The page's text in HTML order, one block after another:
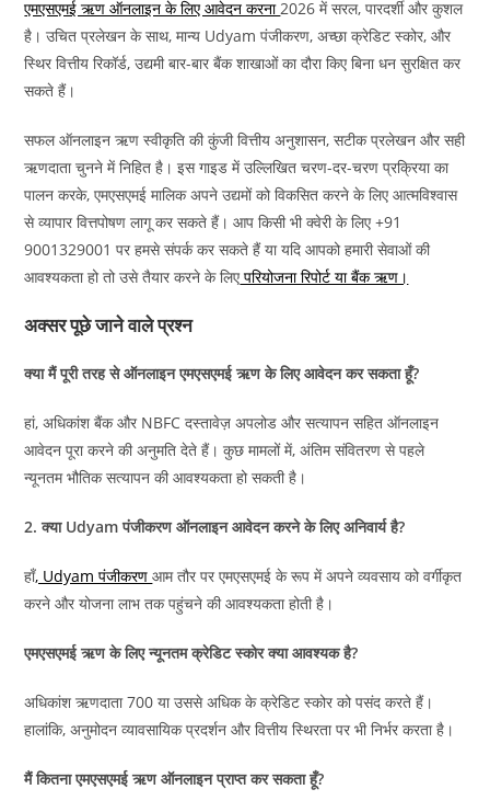
एमएसएमई ऋण ऑनलाइन के लिए आवेदन करना2026 में सरल, पारदर्शी और कुशल
है। उचित प्रलेखन के साथ, मान्य Udyam पंजीकरण, अच्छा क्रेडिट स्कोर, और
स्थिर वित्तीय रिकॉर्ड, उद्यमी बार-बार बैंक शाखाओं का दौरा किए बिना धन सुरक्षित कर
सकते हैं।
सफल ऑनलाइन ऋण स्वीकृति की कुंजी वित्तीय अनुशासन, सटीक प्रलेखन और सही
ऋणदाता चुनने में निहित है। इस गाइड में उल्लिखित चरण-दर-चरण प्रक्रिया का
पालन करके, एमएसएमई मालिक अपने उद्यमों को विकसित करने के लिए आत्मविश्वास
से व्यापार वित्तपोषण लागू कर सकते हैं। आप किसी भी क्वेरी के लिए +91
9001329001 पर हमसे संपर्क कर सकते हैं या यदि आपको हमारी सेवाओं की
आवश्यकता हो तो उसे तैयार करने के लिए परियोजना रिपोर्ट या बैंक ऋण।
अक्सर पूछे जाने वाले प्रश्न
क्या मैं पूरी तरह से ऑनलाइन एमएसएमई ऋण के लिए आवेदन कर सकता हूँ?
हां, अधिकांश बैंक और NBFC दस्तावेज़ अपलोड और सत्यापन सहित ऑनलाइन
आवेदन पूरा करने की अनुमति देते हैं। कुछ मामलों में, अंतिम संवितरण से पहले
न्यूनतम भौतिक सत्यापन की आवश्यकता हो सकती है।
2. क्या Udyam पंजीकरण ऑनलाइन आवेदन करने के लिए अनिवार्य है?
हाँ, Udyam पंजीकरणआम तौर पर एमएसएमई के रूप में अपने व्यवसाय को वर्गीकृत
करने और योजना लाभ तक पहुंचने की आवश्यकता होती है।
एमएसएमई ऋण के लिए न्यूनतम क्रेडिट स्कोर क्या आवश्यक है?
अधिकांश ऋणदाता 700 या उससे अधिक के क्रेडिट स्कोर को पसंद करते हैं।
हालांकि, अनुमोदन व्यावसायिक प्रदर्शन और वित्तीय स्थिरता पर भी निर्भर करता है।
मैं कितना एमएसएमई ऋण ऑनलाइन प्राप्त कर सकता हूँ?